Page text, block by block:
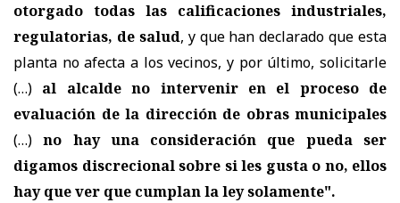
otorgado todas las calificaciones industriales,
regulatorias, de salud, y que han declarado que esta
planta no afecta a los vecinos, y por último, solicitarle
(…) al alcalde no intervenir en el proceso de
evaluación de la dirección de obras municipales
(…)no hay una consideración que pueda ser
digamos discrecional sobre si les gusta o no, ellos
hay que ver que cumplan la ley solamente".